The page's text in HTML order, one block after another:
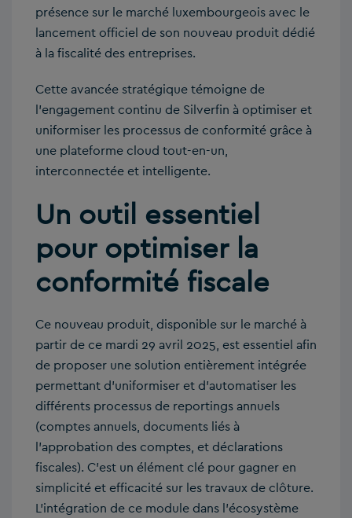
présence sur le marché luxembourgeois avec le
lancement officiel de son nouveau produit dédié
à la fiscalité des entreprises.
Cette avancée stratégique témoigne de
l’engagement continu de Silverfin à optimiser et
uniformiser les processus de conformité grâce à
une plateforme cloud tout-en-un,
interconnectée et intelligente.
Un outil essentiel
pour optimiser la
conformité fiscale
Ce nouveau produit, disponible sur le marché à
partir de ce mardi 29 avril 2025, est essentiel afin
de proposer une solution entièrement intégrée
permettant d’uniformiser et d’automatiser les
différents processus de reportings annuels
(comptes annuels, documents liés à
l’approbation des comptes, et déclarations
fiscales). C’est un élément clé pour gagner en
simplicité et efficacité sur les travaux de clôture.
L’intégration de ce module dans l’écosystème